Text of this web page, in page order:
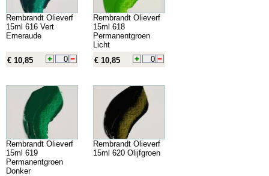
Rembrandt Olieverf
15ml 616 Vert
Emeraude
€ 10,85
Rembrandt Olieverf
15ml 618
Permanentgroen
Licht
€ 10,85
Rembrandt Olieverf
15ml 619
Permanentgroen
Donker
Rembrandt Olieverf
15ml 620 Olijfgroen